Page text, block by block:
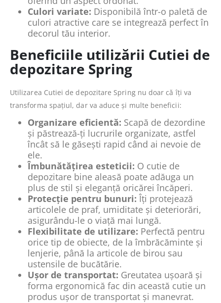
Culori variate: Disponibilă într-o paletă de
culori atractive care se integrează perfect în
decorul tău interior.
Beneficiile utilizării Cutiei de
depozitare Spring
Utilizarea Cutiei de depozitare Spring nu doar că îți va
transforma spațiul, dar va aduce și multe beneficii:
Organizare eficientă: Scapă de dezordine
și păstrează-ți lucrurile organizate, astfel
încât să le găsești rapid când ai nevoie de
ele.
Îmbunătățirea esteticii: O cutie de
depozitare bine aleasă poate adăuga un
plus de stil și eleganță oricărei încăperi.
Protecție pentru bunuri: Îți protejează
articolele de praf, umiditate și deteriorări,
asigurându-le o viață mai lungă.
Flexibilitate de utilizare: Perfectă pentru
orice tip de obiecte, de la îmbrăcăminte și
lenjerie, până la articole de birou sau
ustensile de bucătărie.
Ușor de transportat: Greutatea ușoară și
forma ergonomică fac din această cutie un
produs ușor de transportat și manevrat.